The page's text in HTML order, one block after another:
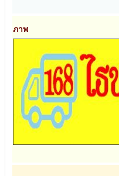
ภาพ